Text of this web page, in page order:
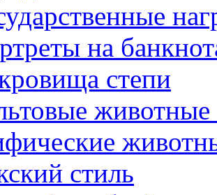
на
степи
стиль